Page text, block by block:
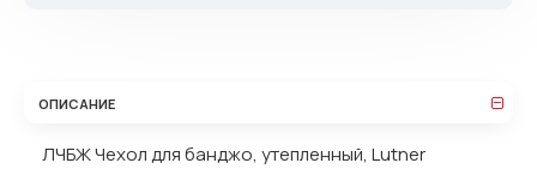
ОПИСАНИЕ
ЛЧБЖ Чехол для банджо, утепленный, Lutner